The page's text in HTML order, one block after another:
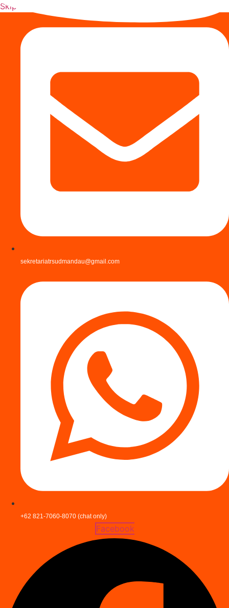
Skip to content
sekretariatrsudmandau@gmail.com
+62 821-7060-8070 (chat only)
Facebook